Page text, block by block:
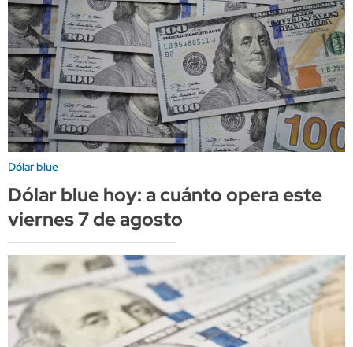
Dólar blue
Dólar blue hoy: a cuánto opera este
viernes 7 de agosto